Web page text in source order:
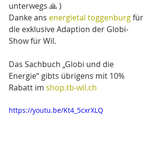
unterwegs 🙏 )
Danke ans energietal toggenburg für
die exklusive Adaption der Globi-
Show für Wil.
Das Sachbuch „Globi und die
Energie“ gibts übrigens mit 10%
Rabatt im shop.tb-wil.ch
https://youtu.be/Kt4_5cxrXLQ